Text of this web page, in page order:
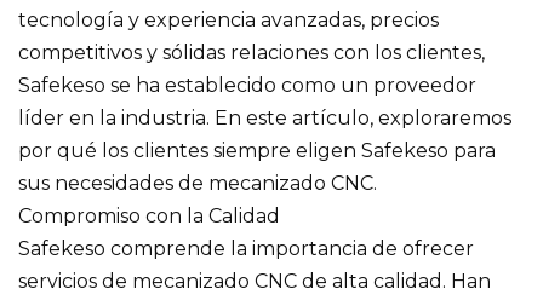
tecnología y experiencia avanzadas, precios
competitivos y sólidas relaciones con los clientes,
Safekeso se ha establecido como un proveedor
líder en la industria. En este artículo, exploraremos
por qué los clientes siempre eligen Safekeso para
sus necesidades de mecanizado CNC.
Compromiso con la Calidad
Safekeso comprende la importancia de ofrecer
servicios de mecanizado CNC de alta calidad. Han